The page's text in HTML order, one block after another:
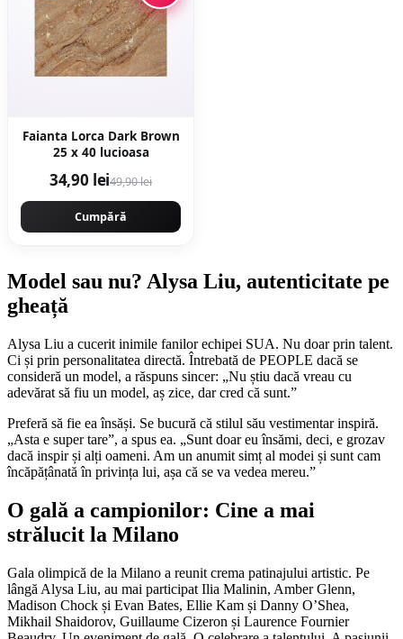
Faianta Lorca Dark Brown
25 x 40 lucioasa
34,90 lei49,90 lei
Cumpără
Model sau nu? Alysa Liu, autenticitate pe
gheață
Alysa Liu a cucerit inimile fanilor echipei SUA. Nu doar prin talent.
Ci și prin personalitatea directă. Întrebată de PEOPLE dacă se
consideră un model, a răspuns sincer: „Nu știu dacă vreau cu
adevărat să fiu un model, aș zice, dar cred că sunt.”
Preferă să fie ea însăși. Se bucură că stilul său vestimentar inspiră.
„Asta e super tare”, a spus ea. „Sunt doar eu însămi, deci, e grozav
dacă inspir și alți oameni. Am un anumit simț al modei și sunt cam
încăpățânată în privința lui, așa că se va vedea mereu.”
O gală a campionilor: Cine a mai
strălucit la Milano
Gala olimpică de la Milano a reunit crema patinajului artistic. Pe
lângă Alysa Liu, au mai participat Ilia Malinin, Amber Glenn,
Madison Chock și Evan Bates, Ellie Kam și Danny O’Shea,
Mikhail Shaidorov, Guillaume Cizeron și Laurence Fournier